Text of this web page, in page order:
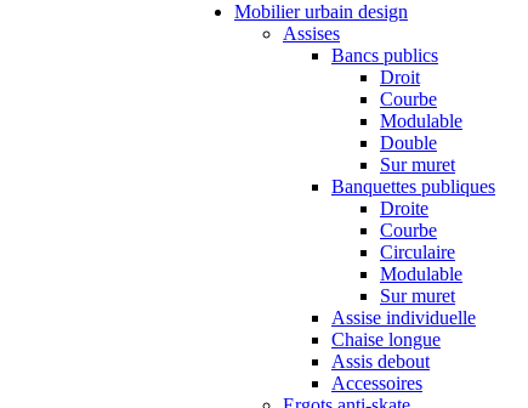
Mobilier urbain design
Assises
Bancs publics
Droit
Courbe
Modulable
Double
Sur muret
Banquettes publiques
Droite
Courbe
Circulaire
Modulable
Sur muret
Assise individuelle
Chaise longue
Assis debout
Accessoires